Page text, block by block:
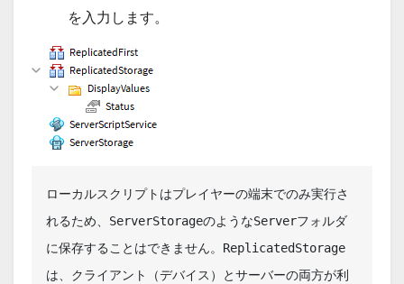
を入力します。
ローカルスクリプトはプレイヤーの端末でのみ実行さ
れるため、ServerStorageのようなServerフォルダ
に保存することはできません。ReplicatedStorage
は、クライアント（デバイス）とサーバーの両方が利